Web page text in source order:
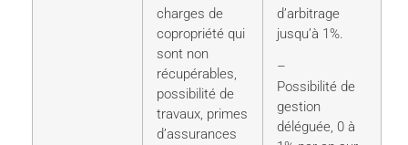
charges de
copropriété qui
sont non
récupérables,
possibilité de
travaux, primes
d’assurances
d’arbitrage
jusqu’à 1%.
–
Possibilité de
gestion
déléguée, 0 à